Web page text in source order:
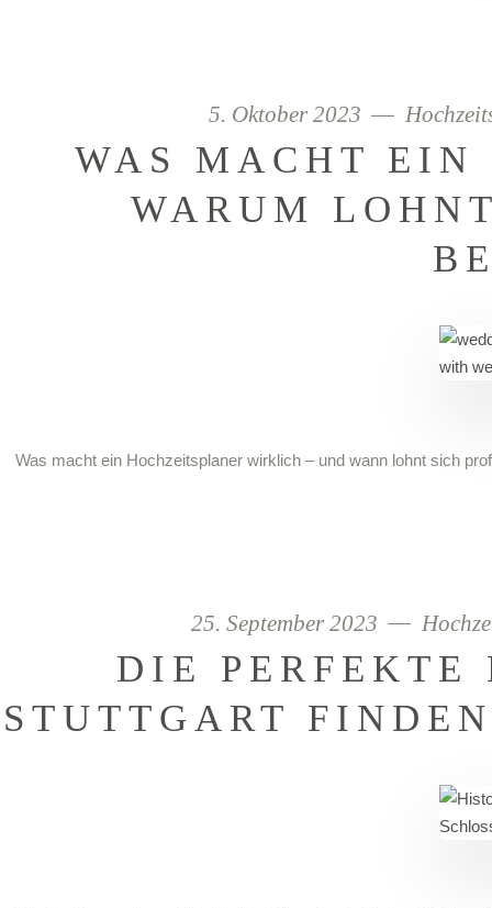
5. Oktober 2023
WAS MACHT EIN
WARUM
Was macht ein Hochzeitsplaner wirklich – und wann lohnt sich
25. September 2023
DIE PERFEKTE
STUTTGART